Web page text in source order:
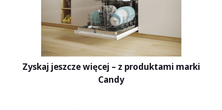
Zyskaj jeszcze więcej – z produktami marki
Candy